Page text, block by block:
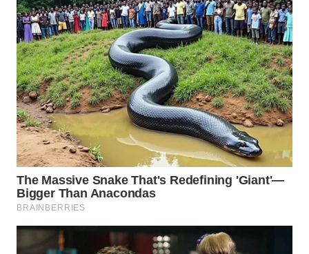
WN
LIKUPANG
WN
LABUANBAJO
WN
BORNEO
Wahana
Media
Group
WAHANA
NEWS